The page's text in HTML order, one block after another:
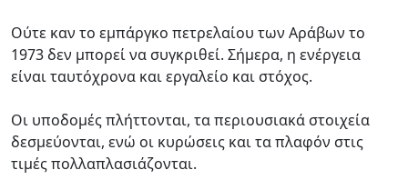
Ούτε καν το εμπάργκο πετρελαίου των Αράβων το
1973 δεν μπορεί να συγκριθεί. Σήμερα, η ενέργεια
είναι ταυτόχρονα και εργαλείο και στόχος.
Οι υποδομές πλήττονται, τα περιουσιακά στοιχεία
δεσμεύονται, ενώ οι κυρώσεις και τα πλαφόν στις
τιμές πολλαπλασιάζονται.